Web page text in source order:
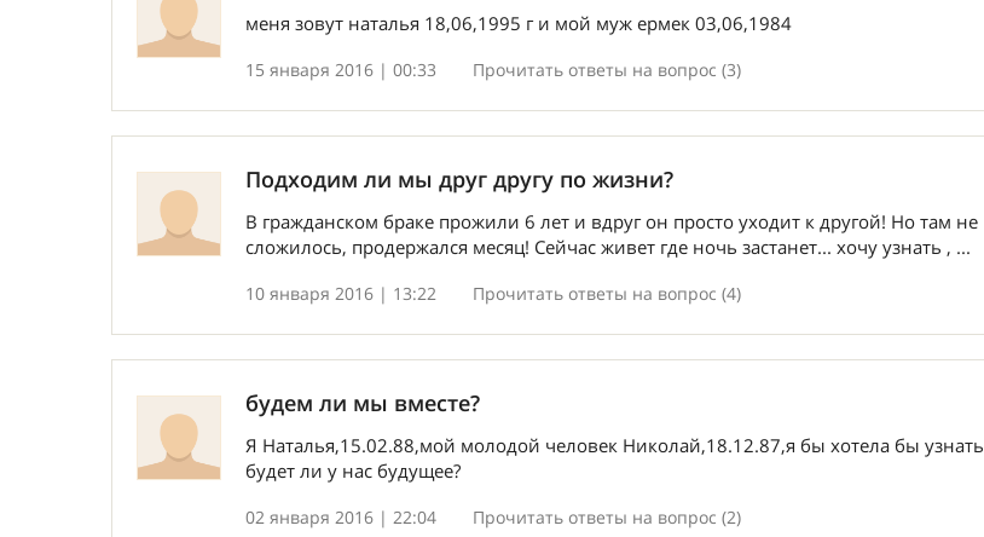
меня зовут наталья 18,06,1995 г и мой муж ермек 03,06,1984
15 января 2016 | 00:33 Прочитать ответы на вопрос (3)
Подходим ли мы друг другу по жизни?
В гражданском браке прожили 6 лет и вдруг он просто уходит к другой! Но там не
сложилось, продержался месяц! Сейчас живет где ночь застанет... хочу узнать , ...
10 января 2016 | 13:22 Прочитать ответы на вопрос (4)
будем ли мы вместе?
Я Наталья,15.02.88,мой молодой человек Николай,18.12.87,я бы хотела бы узнать
будет ли у нас будущее?
02 января 2016 | 22:04 Прочитать ответы на вопрос (2)